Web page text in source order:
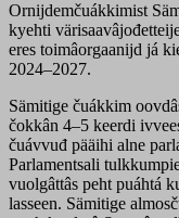
Ornijdemčuákkimist
kyehti
eres toimâorgaanijd já
2024–2027.
Sämitige čuákkim
čokkân 4–5 keerdi
čuávvuđ pääihi alne
Parlamentsali
vuolgâttâs peht puáhtá
lasseen. Sämitige